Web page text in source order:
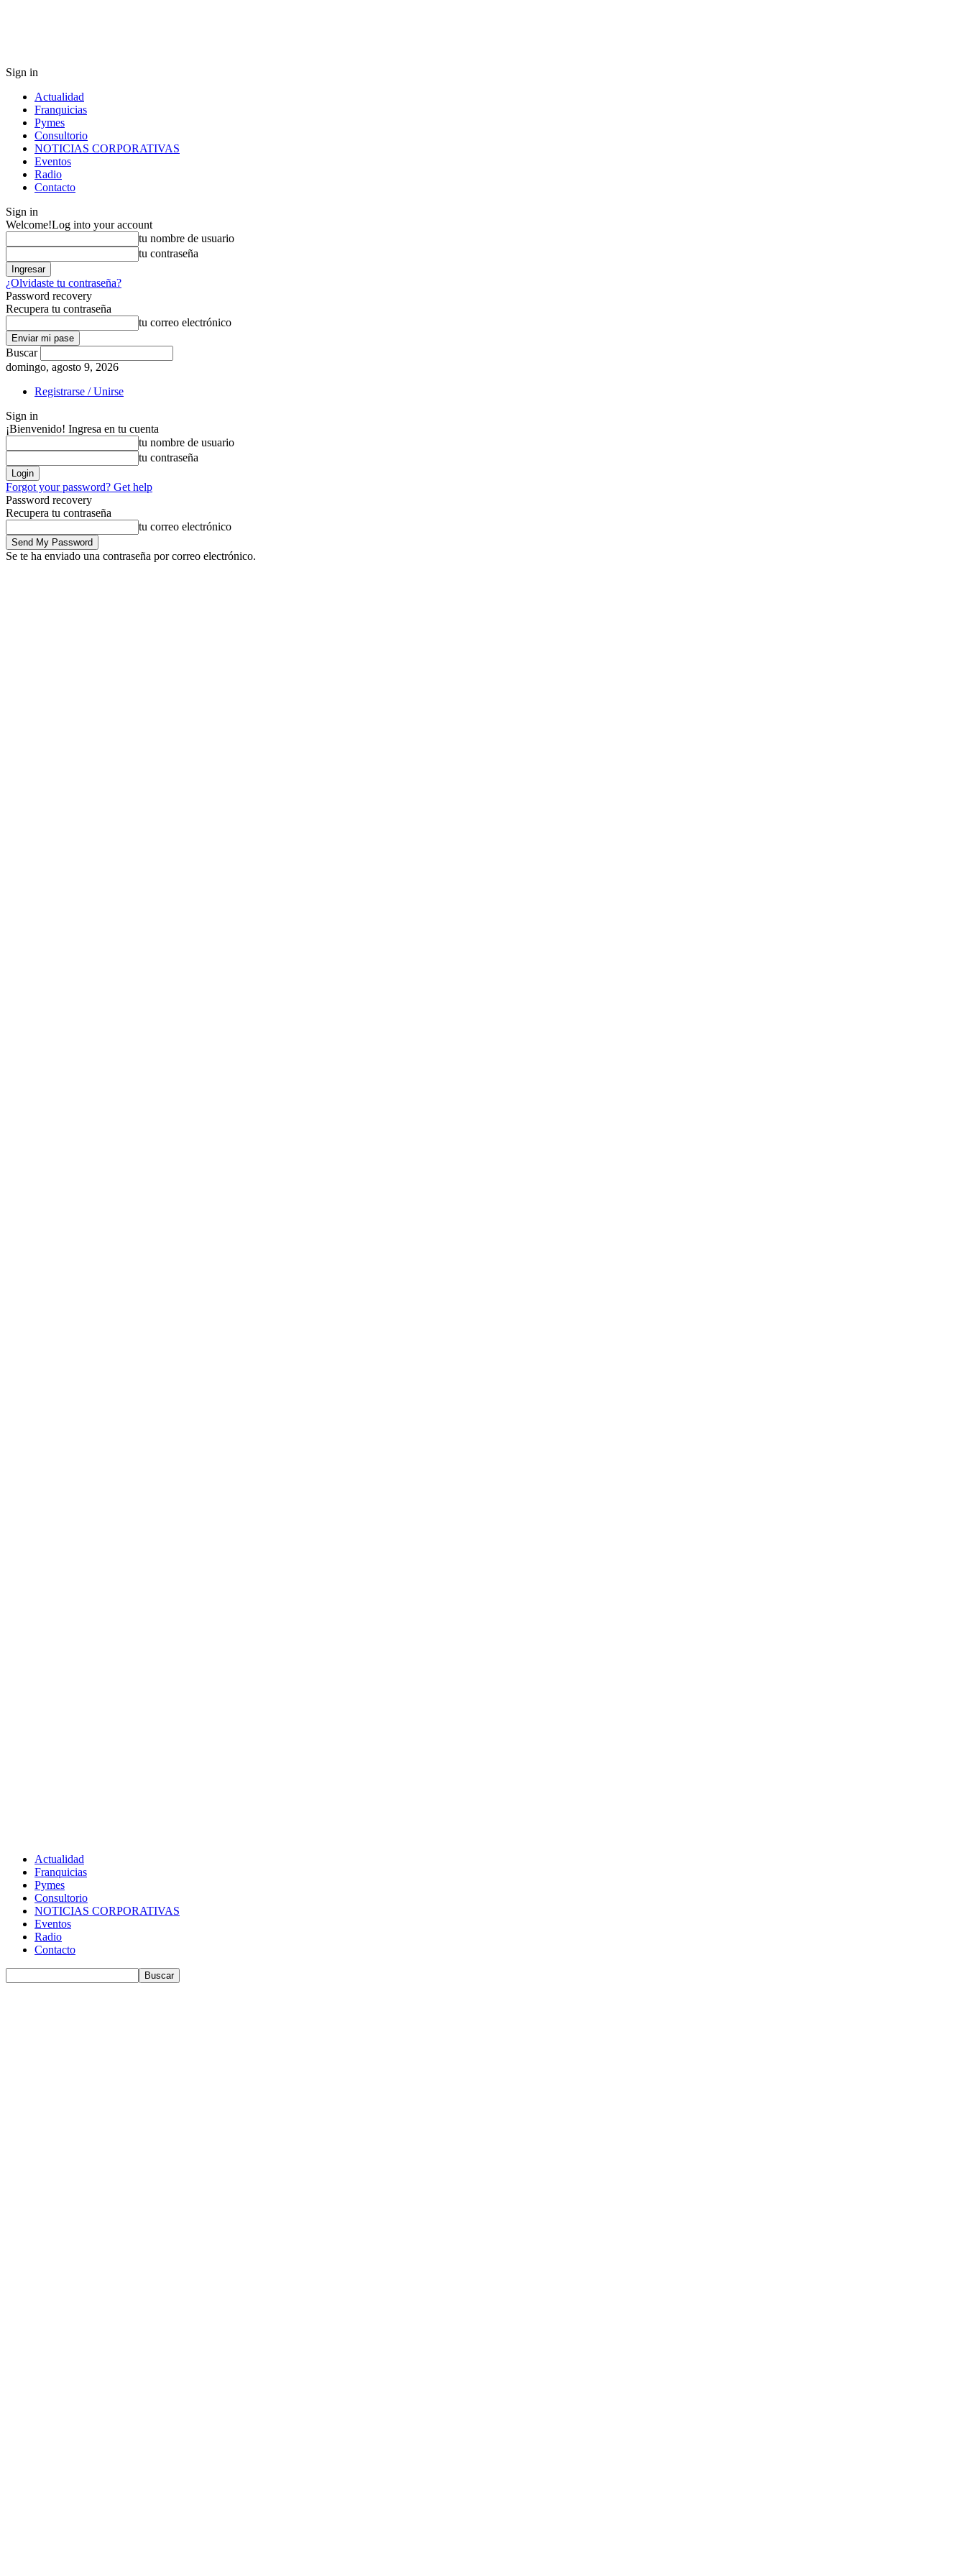
Sign in
Actualidad
Franquicias
Pymes
Consultorio
NOTICIAS CORPORATIVAS
Eventos
Radio
Contacto
Sign in
Welcome!Log into your account
tu nombre de usuario
tu contraseña
¿Olvidaste tu contraseña?
Password recovery
Recupera tu contraseña
tu correo electrónico
Buscar
domingo, agosto 9, 2026
Registrarse / Unirse
Sign in
¡Bienvenido! Ingresa en tu cuenta
tu nombre de usuario
tu contraseña
Forgot your password? Get help
Password recovery
Recupera tu contraseña
tu correo electrónico
Se te ha enviado una contraseña por correo electrónico.
Actualidad
Franquicias
Pymes
Consultorio
NOTICIAS CORPORATIVAS
Eventos
Radio
Contacto